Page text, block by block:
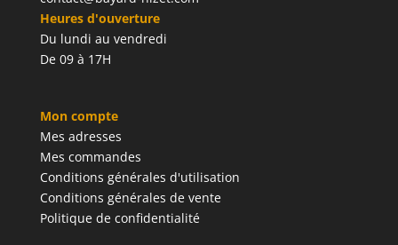
Heures d'ouverture
Du lundi au vendredi
De 09 à 17H
Mon compte
Mes adresses
Mes commandes
Conditions générales d'utilisation
Conditions générales de vente
Politique de confidentialité